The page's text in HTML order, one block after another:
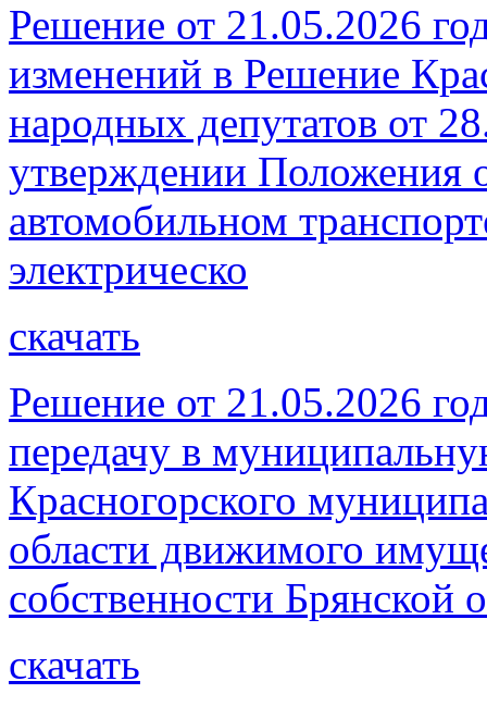
Решение от 21.05.2026
изменений в Решение
народных депутатов от
утверждении Положения
автомобильном
электрическо
скачать
Решение от 21.05.2026
передачу в
Красногорского
области движимого
собственности Брянской
скачать